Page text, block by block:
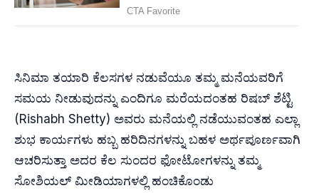
ಸಿನಿಮಾ ತಯಾರಿ ಕೆಲಸಗಳ ನಡುವೆಯೂ ತಮ್ಮ ಮನೆಯವರಿಗೆ
ಸಮಯ ನೀಡುವುದನ್ನು ಎಂದಿಗೂ ಮರೆಯದಂತಹ ರಿಷಬ್ ಶೆಟ್ಟಿ
(Rishabh Shetty) ಅವರು ಮನೆಯಲ್ಲಿ ನಡೆಯುವಂತಹ ಎಲ್ಲಾ
ಶುಭ ಕಾರ್ಯಗಳು ಹಬ್ಬ ಹರಿದಿನಗಳನ್ನು ಬಹಳ ಅರ್ಥಪೂರ್ಣವಾಗಿ
ಆಚರಿಸುತ್ತಾ ಅದರ ಕೆಲ ಸುಂದರ ಫೋಟೋಗಳನ್ನು ತಮ್ಮ
ಸೋಶಿಯಲ್ ಮೀಡಿಯಾಗಳಲ್ಲಿ ಹಂಚಿಕೊಂಡು